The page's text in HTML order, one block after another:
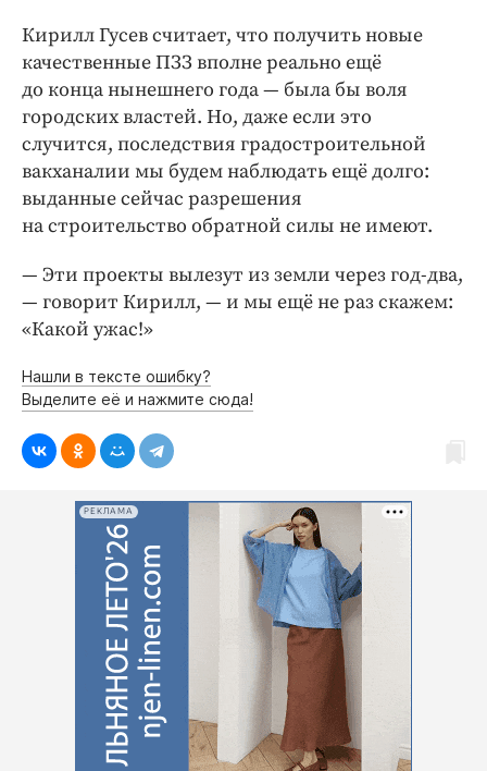
Кирилл Гусев считает, что получить новые
качественные ПЗЗ вполне реально ещё
до конца нынешнего года — ​была бы воля
городских властей. Но, даже если это
случится, последствия градостроительной
вакханалии мы будем наблюдать ещё долго:
выданные сейчас разрешения
на строительство обратной силы не имеют.
— Эти проекты вылезут из земли через год-­два,
— ​говорит Кирилл, — ​и мы ещё не раз скажем:
«Какой ужас!»
Нашли в тексте ошибку?
Выделите её и нажмите сюда!
РЕКЛАМА